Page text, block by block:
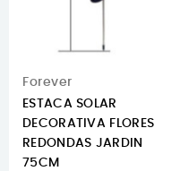
Forever
ESTACA SOLAR
DECORATIVA FLORES
REDONDAS JARDIN
75CM